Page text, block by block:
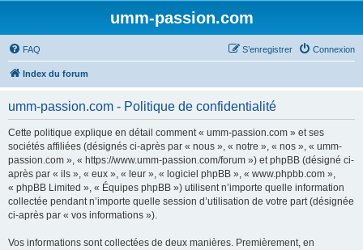
umm-passion.com
FAQ Connexion
S’enregistrer
Index du forum
umm-passion.com - Politique de confidentialité
Cette politique explique en détail comment « umm-passion.com » et ses
sociétés affiliées (désignés ci-après par « nous », « notre », « nos », « umm-
passion.com », « https://www.umm-passion.com/forum ») et phpBB (désigné ci-
après par « ils », « eux », « leur », « logiciel phpBB », « www.phpbb.com »,
« phpBB Limited », « Équipes phpBB ») utilisent n’importe quelle information
collectée pendant n’importe quelle session d’utilisation de votre part (désignée
ci-après par « vos informations »).
Vos informations sont collectées de deux manières. Premièrement, en